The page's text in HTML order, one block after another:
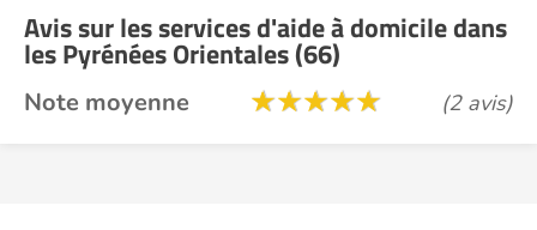
Avis sur les services d'aide à domicile dans
les Pyrénées Orientales (66)
Note moyenne (2 avis)